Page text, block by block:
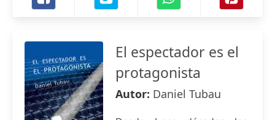
El espectador es el
protagonista
Autor: Daniel Tubau